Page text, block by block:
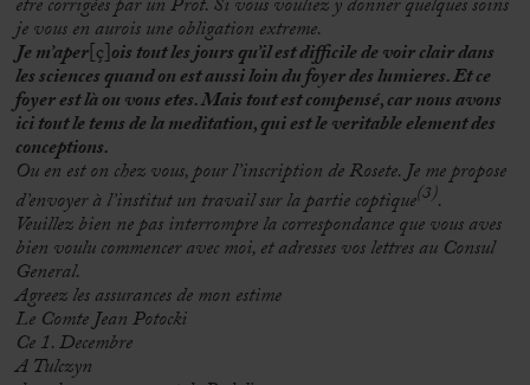
etre corrigées par un Prot. Si vous vouliez y donner quelques soins
je vous en aurois une obligation extreme.
Je m’aper[ç]ois tout les jours qu’il est difficile de voir clair dans
les sciences quand on est aussi loin du foyer des lumieres. Et ce
foyer est là ou vous etes. Mais tout est compensé, car nous avons
ici tout le tems de la meditation, qui est le veritable element des
conceptions.
Ou en est on chez vous, pour l’inscription de Rosete. Je me propose
d’envoyer à l’institut un travail sur la partie coptique(3).
Veuillez bien ne pas interrompre la correspondance que vous aves
bien voulu commencer avec moi, et adresses vos lettres au Consul
General.
Agreez les assurances de mon estime
Le Comte Jean Potocki
Ce 1. Decembre
A Tulczyn